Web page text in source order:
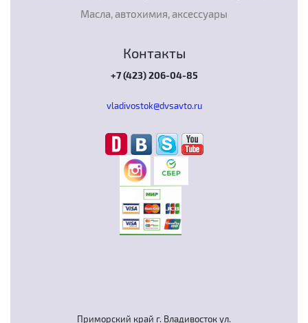
Приморский край г. Владивосток ул.
Масла, автохимия, аксессуары
Контакты
+7 (423) 206-04-85
vladivostok@dvsavto.ru